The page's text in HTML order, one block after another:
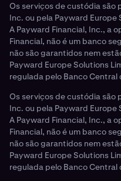
Os serviços de custódia são
Inc. ou pela Payward
A Payward Financial, Inc., a
Financial, não é um banco
não são garantidos nem
Payward Europe Solutions
regulada pelo Banco Central
Os serviços de custódia são
Inc. ou pela Payward
A Payward Financial, Inc., a
Financial, não é um banco
não são garantidos nem
Payward Europe Solutions
regulada pelo Banco Central